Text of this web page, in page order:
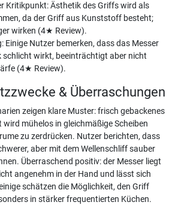
Kritikpunkt: Ästhetik des Griffs wird als
da der Griff aus Kunststoff besteht;
wirken (4★ Review).
Einige Nutzer bemerken, dass das Messer
schlicht wirkt, beeinträchtigt aber nicht
(4★ Review).
& Überraschungen
zeigen klare Muster: frisch gebackenes
mühelos in gleichmäßige Scheiben
zu zerdrücken. Nutzer berichten, dass
aber mit dem Wellenschliff sauber
Überraschend positiv: der Messer liegt
angenehm in der Hand und lässt sich
schätzen die Möglichkeit, den Griff
in stärker frequentierten Küchen.